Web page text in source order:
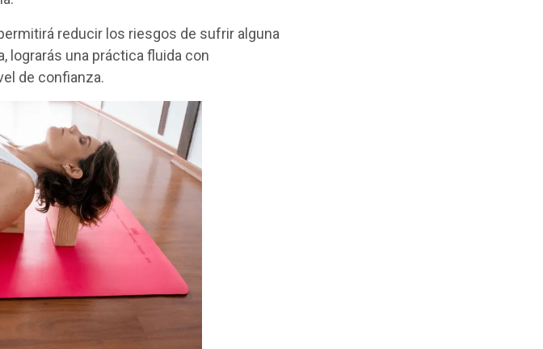
reducir los riesgos de sufrir alguna
lograrás una práctica fluida con
de confianza.